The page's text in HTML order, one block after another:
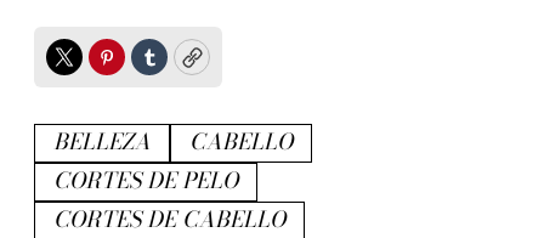
TwitterPinterest
TumblrCopy
BELLEZA
CABELLO
CORTES DE PELO
CORTES DE CABELLO